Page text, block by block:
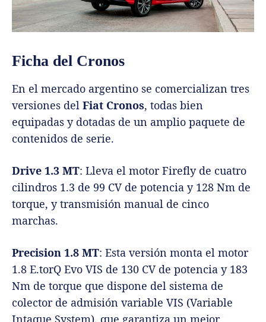
Ficha del Cronos
En el mercado argentino se comercializan tres
versiones del Fiat Cronos, todas bien
equipadas y dotadas de un amplio paquete de
contenidos de serie.
Drive 1.3 MT: Lleva el motor Firefly de cuatro
cilindros 1.3 de 99 CV de potencia y 128 Nm de
torque, y transmisión manual de cinco
marchas.
Precision 1.8 MT: Esta versión monta el motor
1.8 E.torQ Evo VIS de 130 CV de potencia y 183
Nm de torque que dispone del sistema de
colector de admisión variable VIS (Variable
Intaque System), que garantiza un mejor